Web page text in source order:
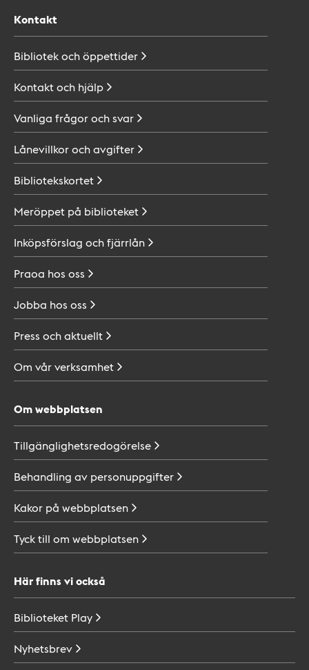
Kontakt
Bibliotek ochöppettider
Kontakt och hjälp
Vanliga frågor ochsvar
Lånevillkor ochavgifter
Bibliotekskortet
Meröppet på biblioteket
Inköpsförslag ochfjärrlån
Praoa hos oss
Jobba hos oss
Press ochaktuellt
Om vårverksamhet
Om webbplatsen
Tillgänglighetsredogörelse
Behandling av personuppgifter
Kakor på webbplatsen
Tyck till om webbplatsen
Här finns vi också
Biblioteket Play
Nyhetsbrev